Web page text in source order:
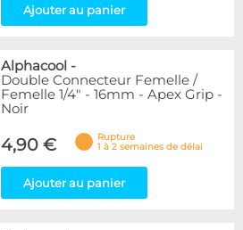
Ajouter au panier
Alphacool -
Double Connecteur Femelle /
Femelle 1/4" - 16mm - Apex Grip -
Noir
4,90 €
Rupture
1 à 2 semaines de délai
Ajouter au panier